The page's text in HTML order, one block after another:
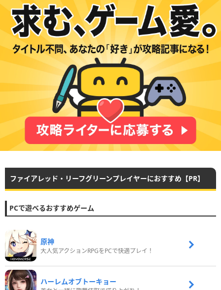
ファイアレッド・リーフグリーンプレイヤーにおすすめ【PR】
PCで遊べるおすすめゲーム
原神
大人気アクションRPGをPCで快適プレイ！
ハーレムオブトーキョー